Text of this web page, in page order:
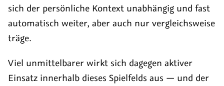
sich der persönliche Kontext unabhängig und fast
automatisch weiter, aber auch nur vergleichsweise
träge.
Viel unmittelbarer wirkt sich dagegen aktiver
Einsatz innerhalb dieses Spielfelds aus — und der